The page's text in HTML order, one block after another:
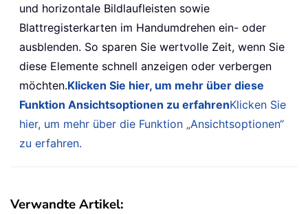
und horizontale Bildlaufleisten sowie
Blattregisterkarten im Handumdrehen ein- oder
ausblenden. So sparen Sie wertvolle Zeit, wenn Sie
diese Elemente schnell anzeigen oder verbergen
möchten.Klicken Sie hier, um mehr über diese
Funktion Ansichtsoptionen zu erfahrenKlicken Sie
hier, um mehr über die Funktion „Ansichtsoptionen“
zu erfahren.
Verwandte Artikel: